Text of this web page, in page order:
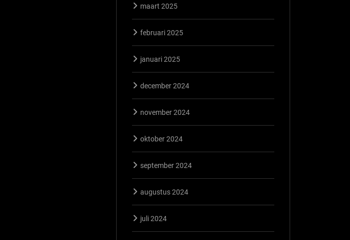
maart 2025
februari 2025
januari 2025
december 2024
november 2024
oktober 2024
september 2024
augustus 2024
juli 2024